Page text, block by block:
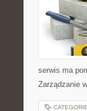
serwis ma
Zarządzanie